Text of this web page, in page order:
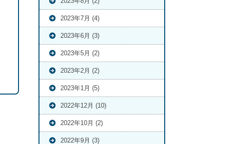
2023年7月 (4)
2023年6月 (3)
2023年5月 (2)
2023年2月 (2)
2023年1月 (5)
2022年12月 (10)
2022年10月 (2)
2022年9月 (3)